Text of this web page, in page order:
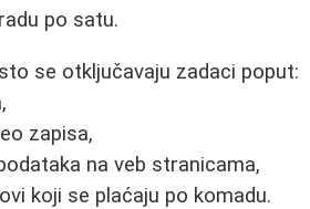
po satu.
se otključavaju zadaci poput:
zapisa,
na veb stranicama,
koji se plaćaju po komadu.